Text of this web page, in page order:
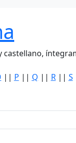
|| P || Q || R|| S